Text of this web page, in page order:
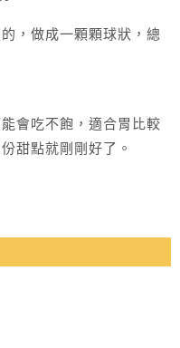
，做成一顆顆球狀，總
會吃不飽，適合胃比較
甜點就剛剛好了。